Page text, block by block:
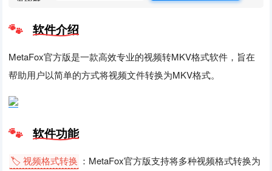
软件介绍
MetaFox官方版是一款高效专业的视频转MKV格式软件，旨在
帮助用户以简单的方式将视频文件转换为MKV格式。
软件功能
🏷️ 视频格式转换 ：MetaFox官方版支持将多种视频格式转换为